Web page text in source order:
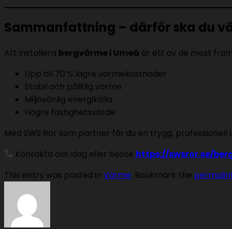
Sammanfattning – därför ska du
Att installera bergvärme i Umeå är ett av de mest
Upp till 70 % lägre värmekostnader
Stabil och pålitlig värme
Miljövänlig energikälla
Högre fastighetsvärde
Med SWS Rör som partner får du en trygg,
Kontakta oss idag eller besök https://swsror.se/
This entry was posted in Värme. Bookmark the